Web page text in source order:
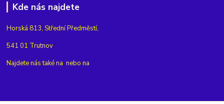
Kde nás najdete
Horská 813, Střední Předměstí,
541 01 Trutnov
Najdete nás také na nebo na